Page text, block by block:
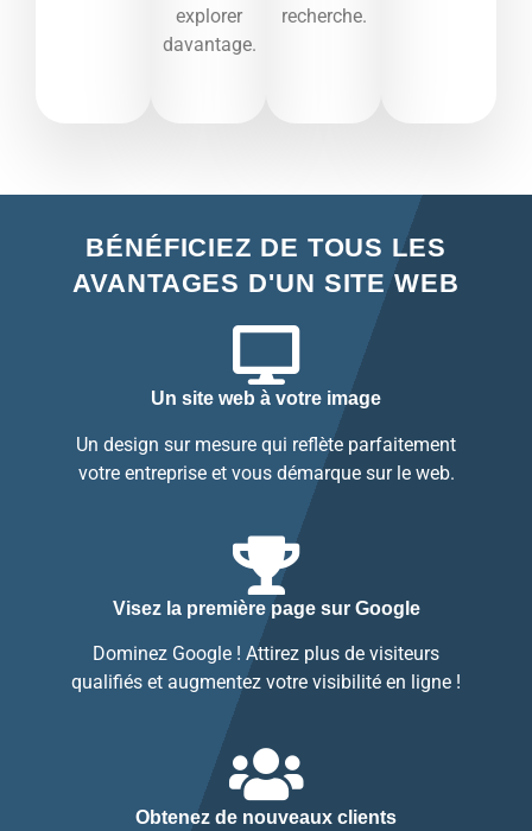
explorer
davantage.​
recherche.​
BÉNÉFICIEZ DE TOUS LES
AVANTAGES D'UN SITE WEB
Un site web à votre image
Un design sur mesure qui reflète parfaitement
votre entreprise et vous démarque sur le web.
Visez la première page sur Google
Dominez Google ! Attirez plus de visiteurs
qualifiés et augmentez votre visibilité en ligne !
Obtenez de nouveaux clients